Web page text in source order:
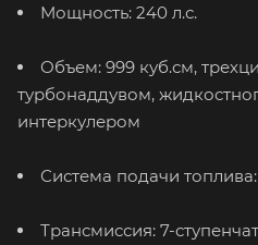
Мощность: 240 л.с.
Объем: 999 куб.см,
турбонаддувом,
интеркулером
Система подачи топлива:
Трансмиссия: 7-